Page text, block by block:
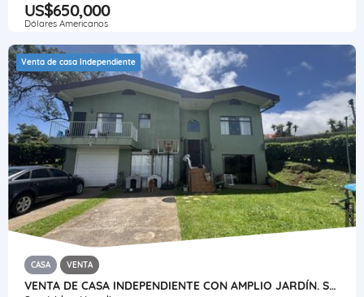
US$650,000
Dólares Americanos
Venta de casa Independiente
CASA VENTA
VENTA DE CASA INDEPENDIENTE CON AMPLIO JARDÍN. SAN ISIDRO DE HEREDIA